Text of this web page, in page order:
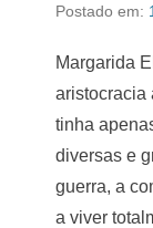
Postado em:
Margarida
aristocracia
tinha
diversas e
guerra, a
a viver